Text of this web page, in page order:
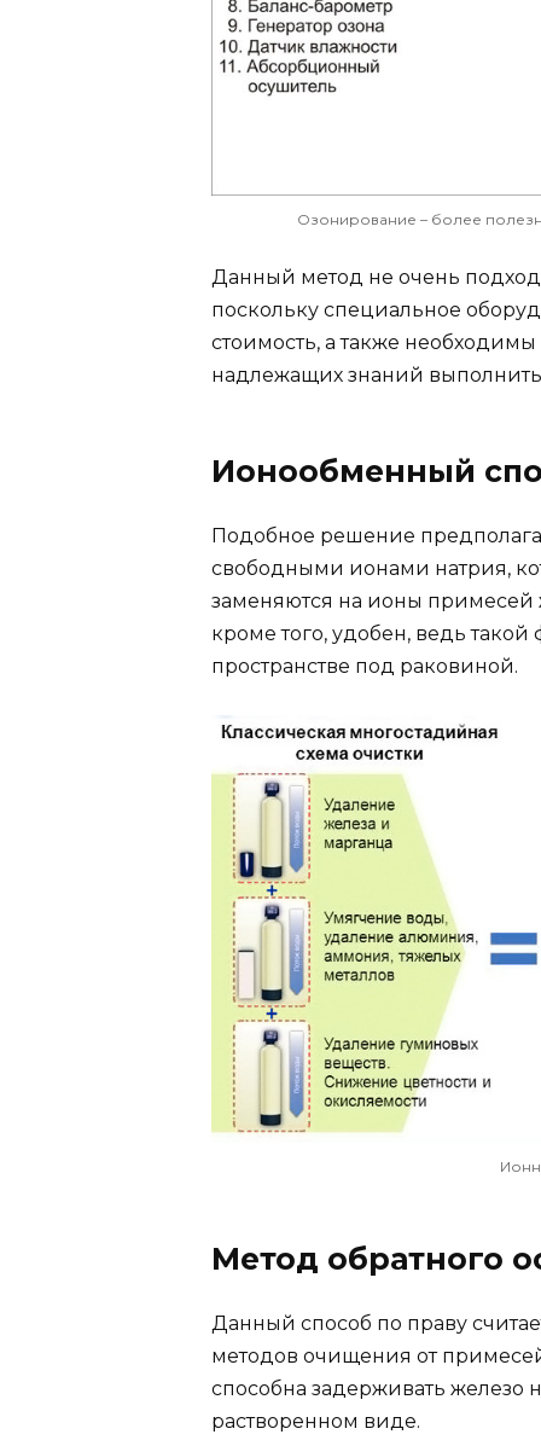
Озонирование – более
Данный метод не очень
поскольку специальное
стоимость, а также
надлежащих знаний
Ионообменный
Подобное решение
свободными ионами натрия,
заменяются на ионы примесей
кроме того, удобен, ведь
пространстве под раковиной.
Метод обратного
Данный способ по праву
методов очищения от
способна задерживать железо
растворенном виде.